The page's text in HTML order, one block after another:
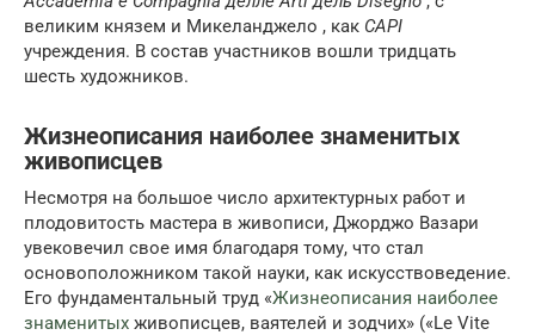
великим князем и Микеланджело , как CAPI
учреждения. В состав участников вошли тридцать
шесть художников.
Жизнеописания наиболее знаменитых
живописцев
Несмотря на большое число архитектурных работ и
плодовитость мастера в живописи, Джорджо Вазари
увековечил свое имя благодаря тому, что стал
основоположником такой науки, как искусствоведение.
Его фундаментальный труд «Жизнеописания наиболее
знаменитых живописцев, ваятелей и зодчих» («Le Vite